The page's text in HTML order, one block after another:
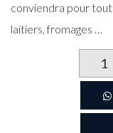
conviendra pour
laitiers, fromages …